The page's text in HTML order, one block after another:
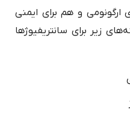
و هم برای ایمنی
زیر برای سانتریفیوژها